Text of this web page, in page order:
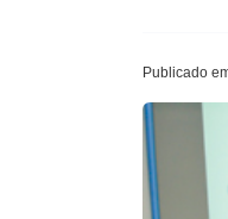
Publicado